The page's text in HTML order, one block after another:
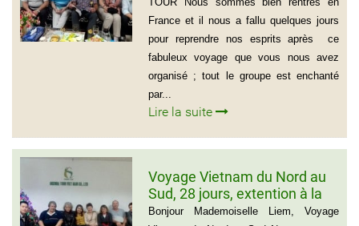
France et il nous a fallu quelques jours
pour reprendre nos esprits après ce
fabuleux voyage que vous nous avez
organisé ; tout le groupe est enchanté
par...
Lire la suite
Voyage Vietnam du Nord au
Sud, 28 jours, extention à la
plage de Muine du groupe de
Bonjour Mademoiselle Liem, Voyage